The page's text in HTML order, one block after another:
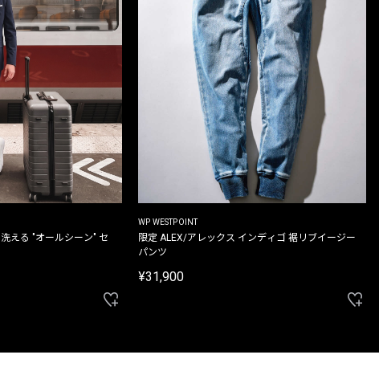
える "オールシーン" セ
WP WESTPOINT
限定 ALEX/アレックス インディゴ 裾リブイージー
パンツ
¥31,900